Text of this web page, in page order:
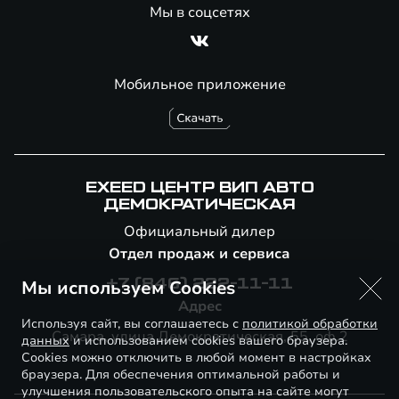
Мобильное приложение
Мы в соцсетях
EXEED ЦЕНТР ВИП АВТО
ДЕМОКРАТИЧЕСКАЯ
Официальный дилер
Отдел продаж и сервиса
+7 (846) 222-11-11
Адрес
Самара, улица Демократическая, 55, оф.2
Мы используем Cookies
Используя сайт, вы соглашаетесь с политикой обработки
данныхи использованием cookies вашего браузера.
Cookies можно отключить в любой момент в настройках
браузера. Для обеспечения оптимальной работы и
улучшения пользовательского опыта на сайте могут